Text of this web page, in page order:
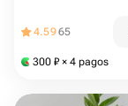
4.5965
300 ₽ × 4 pagos